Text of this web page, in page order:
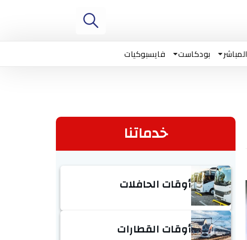
المباشر بودكاست فايسبوكيات
خدماتنا
أوقات الحافلات
أوقات القطارات